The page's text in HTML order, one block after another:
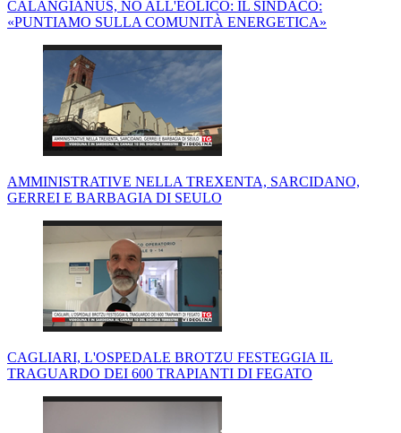
CALANGIANUS, NO ALL'EOLICO: IL SINDACO:
«PUNTIAMO SULLA COMUNITÀ ENERGETICA»
AMMINISTRATIVE NELLA TREXENTA, SARCIDANO,
GERREI E BARBAGIA DI SEULO
CAGLIARI, L'OSPEDALE BROTZU FESTEGGIA IL
TRAGUARDO DEI 600 TRAPIANTI DI FEGATO